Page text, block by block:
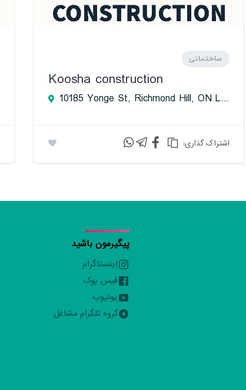
ساختمانی
Koosha construction
10185 Yonge St, Richmond Hill, ON L4C 1T5, Canada
:اشتراک گذاری
پیگیرمون باشید
اینستاگرام
فیس بوک
یوتیوب
گروه تلگرام مشاغل